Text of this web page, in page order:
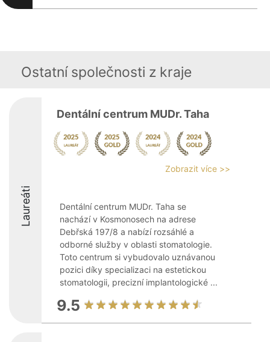
Ostatní společnosti z kraje
Laureáti
Dentální centrum MUDr. Taha
Zobrazit více >>
Dentální centrum MUDr. Taha se
nachází v Kosmonosech na adrese
Debřská 197/8 a nabízí rozsáhlé a
odborné služby v oblasti stomatologie.
Toto centrum si vybudovalo uznávanou
pozici díky specializaci na estetickou
stomatologii, precizní implantologické ...
9.5